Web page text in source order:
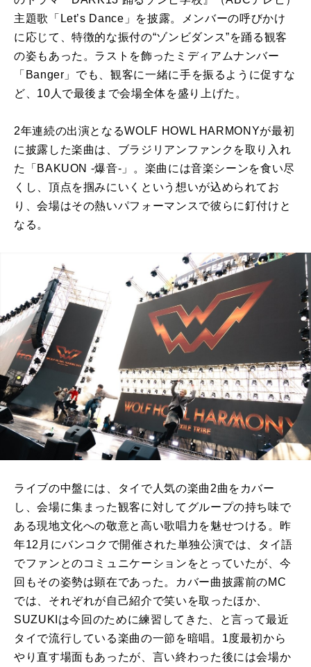
主題歌「Let’s Dance」を披露。メンバーの呼びかけ
に応じて、特徴的な振付の“ゾンビダンス”を踊る観客
の姿もあった。ラストを飾ったミディアムナンバー
「Banger」でも、観客に一緒に手を振るように促すな
ど、10人で最後まで会場全体を盛り上げた。
2年連続の出演となるWOLF HOWL HARMONYが最初
に披露した楽曲は、ブラジリアンファンクを取り入れ
た「BAKUON -爆音-」。楽曲には音楽シーンを食い尽
くし、頂点を掴みにいくという想いが込められてお
り、会場はその熱いパフォーマンスで彼らに釘付けと
なる。
ライブの中盤には、タイで人気の楽曲2曲をカバー
し、会場に集まった観客に対してグループの持ち味で
ある現地文化への敬意と高い歌唱力を魅せつける。昨
年12月にバンコクで開催された単独公演では、タイ語
でファンとのコミュニケーションをとっていたが、今
回もその姿勢は顕在であった。カバー曲披露前のMC
では、それぞれが自己紹介で笑いを取ったほか、
SUZUKIは今回のために練習してきた、と言って最近
タイで流行している楽曲の一節を暗唱。1度最初から
やり直す場面もあったが、言い終わった後には会場か